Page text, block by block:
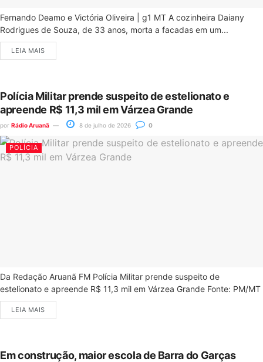
Fernando Deamo e Victória Oliveira | g1 MT A cozinheira Daiany
Rodrigues de Souza, de 33 anos, morta a facadas em um...
LEIA MAIS
Polícia Militar prende suspeito de estelionato e
apreende R$ 11,3 mil em Várzea Grande
por Rádio Aruanã 8 de julho de 2026 0
POLÍCIA
Da Redação Aruanã FM Polícia Militar prende suspeito de
estelionato e apreende R$ 11,3 mil em Várzea Grande Fonte: PM/MT
LEIA MAIS
Em construção, maior escola de Barra do Garças